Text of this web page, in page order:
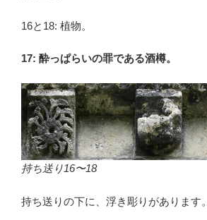
16と18: 植物。
17: 酔っぱらいの罪である酒樽。
持ち送り16〜18
持ち送りの下に、浮き彫りがあります。